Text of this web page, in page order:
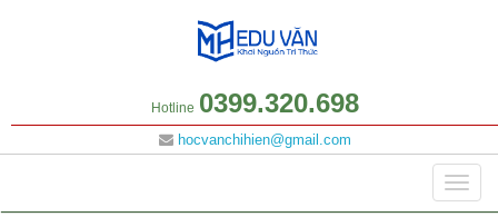
Hotline 0399.320.698
hocvanchihien@gmail.com